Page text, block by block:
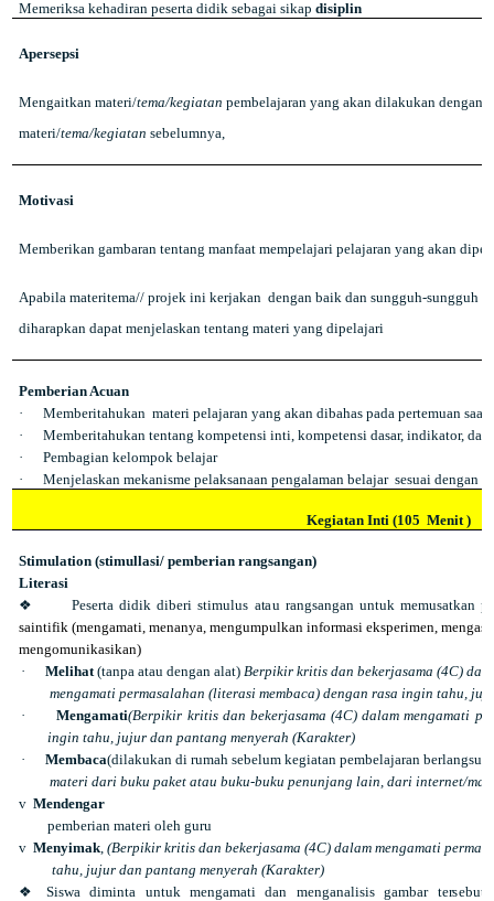
Memeriksa kehadiran peserta didik sebagai sikap disiplin
Apersepsi
Mengaitkan materi/tema/kegiatan pembelajaran yang akan dilakukan dengan
materi/tema/kegiatan sebelumnya,
Motivasi
Memberikan gambaran tentang manfaat mempelajari pelajaran yang akan
Apabila materitema// projek ini kerjakan dengan baik dan sungguh-sungguh
diharapkan dapat menjelaskan tentang materi yang dipelajari
Pemberian Acuan
·
Memberitahukan materi pelajaran yang akan dibahas pada pertemuan saat
·
Memberitahukan tentang kompetensi inti, kompetensi dasar, indikator,
·
Pembagian kelompok belajar
·
Menjelaskan mekanisme pelaksanaan pengalaman belajar sesuai dengan
Kegiatan Inti (105 Menit )
Stimulation (stimullasi/ pemberian rangsangan)
Literasi
❖
Peserta didik diberi stimulus atau rangsangan untuk memusatkan p
saintifik (mengamati, menanya, mengumpulkan informasieksperimen, mengas
mengomunikasikan)
·
Melihat(tanpa atau dengan alat) Berpikir kritis dan bekerjasama (4C)
mengamati permasalahan (literasi membaca) dengan rasa ingin tahu,
·
Mengamati(Berpikir kritis dan bekerjasama (4C) dalam mengamati
ingin tahu, jujur dan pantang menyerah (Karakter)
·
Membaca(dilakukan di rumah sebelum kegiatan pembelajaran
materi dari buku paket atau buku-buku penunjang lain, dari internet/
v Mendengar
pemberian materi oleh guru
v Menyimak,(Berpikir kritis dan bekerjasama (4C) dalam mengamati
tahu, jujur dan pantang menyerah (Karakter)
❖
Siswa diminta untuk mengamati dan menganalisis gambar tersebut